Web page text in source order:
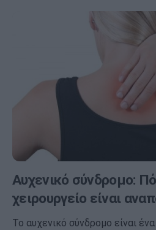
Αυχενικό σύνδρομο:
χειρουργείο είναι
Το αυχενικό σύνδρομο είναι